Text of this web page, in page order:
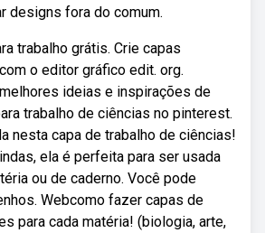
designs fora do comum.
trabalho grátis. Crie capas
o editor gráfico edit. org.
ideias e inspirações de
trabalho de ciências no pinterest.
nesta capa de trabalho de ciências!
ela é perfeita para ser usada
ou de caderno. Você pode
Webcomo fazer capas de
para cada matéria! (biologia, arte,